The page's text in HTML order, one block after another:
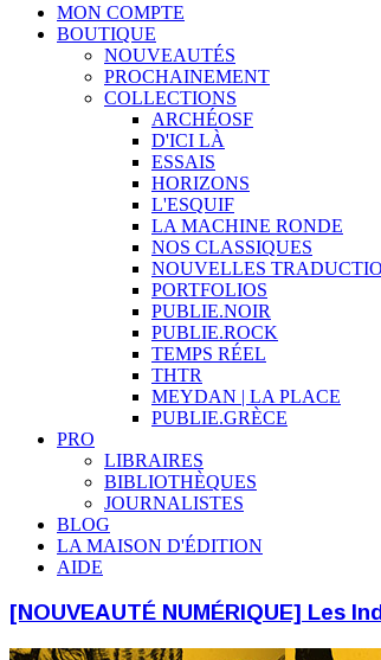
MON COMPTE
BOUTIQUE
NOUVEAUTÉS
PROCHAINEMENT
COLLECTIONS
ARCHÉOSF
D'ICI LÀ
ESSAIS
HORIZONS
L'ESQUIF
LA MACHINE RONDE
NOS CLASSIQUES
NOUVELLES
PORTFOLIOS
PUBLIE.NOIR
PUBLIE.ROCK
TEMPS RÉEL
THTR
MEYDAN | LA PLACE
PUBLIE.GRÈCE
PRO
LIBRAIRES
BIBLIOTHÈQUES
JOURNALISTES
BLOG
LA MAISON D'ÉDITION
AIDE
[NOUVEAUTÉ NUMÉRIQUE] Les